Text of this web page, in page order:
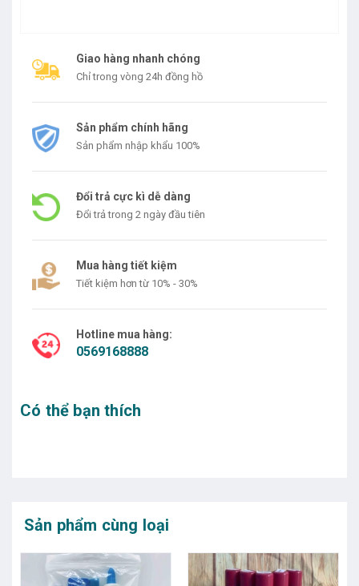
Giao hàng nhanh chóng
Chỉ trong vòng 24h đồng hồ
Sản phẩm chính hãng
Sản phẩm nhập khẩu 100%
Đổi trả cực kì dễ dàng
Đổi trả trong 2 ngày đầu tiên
Mua hàng tiết kiệm
Tiết kiệm hơn từ 10% - 30%
Hotline mua hàng:
0569168888
Có thể bạn thích
Sản phẩm cùng loại